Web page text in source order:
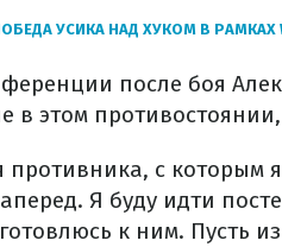
УСИКА НАД ХУКОМ В
после боя
в этом
противника, с которым
Я буду идти
к ним. Пусть